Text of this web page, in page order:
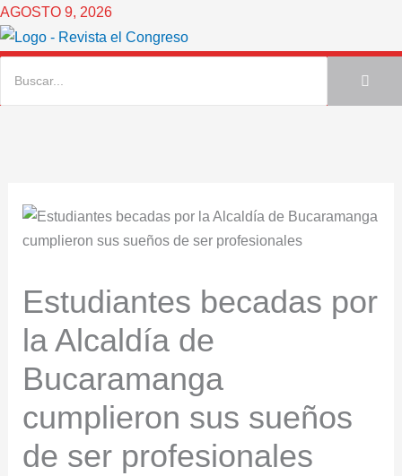
Ir
al
contenido
AGOSTO 9, 2026
Estudiantes becadas por
la Alcaldía de
Bucaramanga
cumplieron sus sueños
de ser profesionales